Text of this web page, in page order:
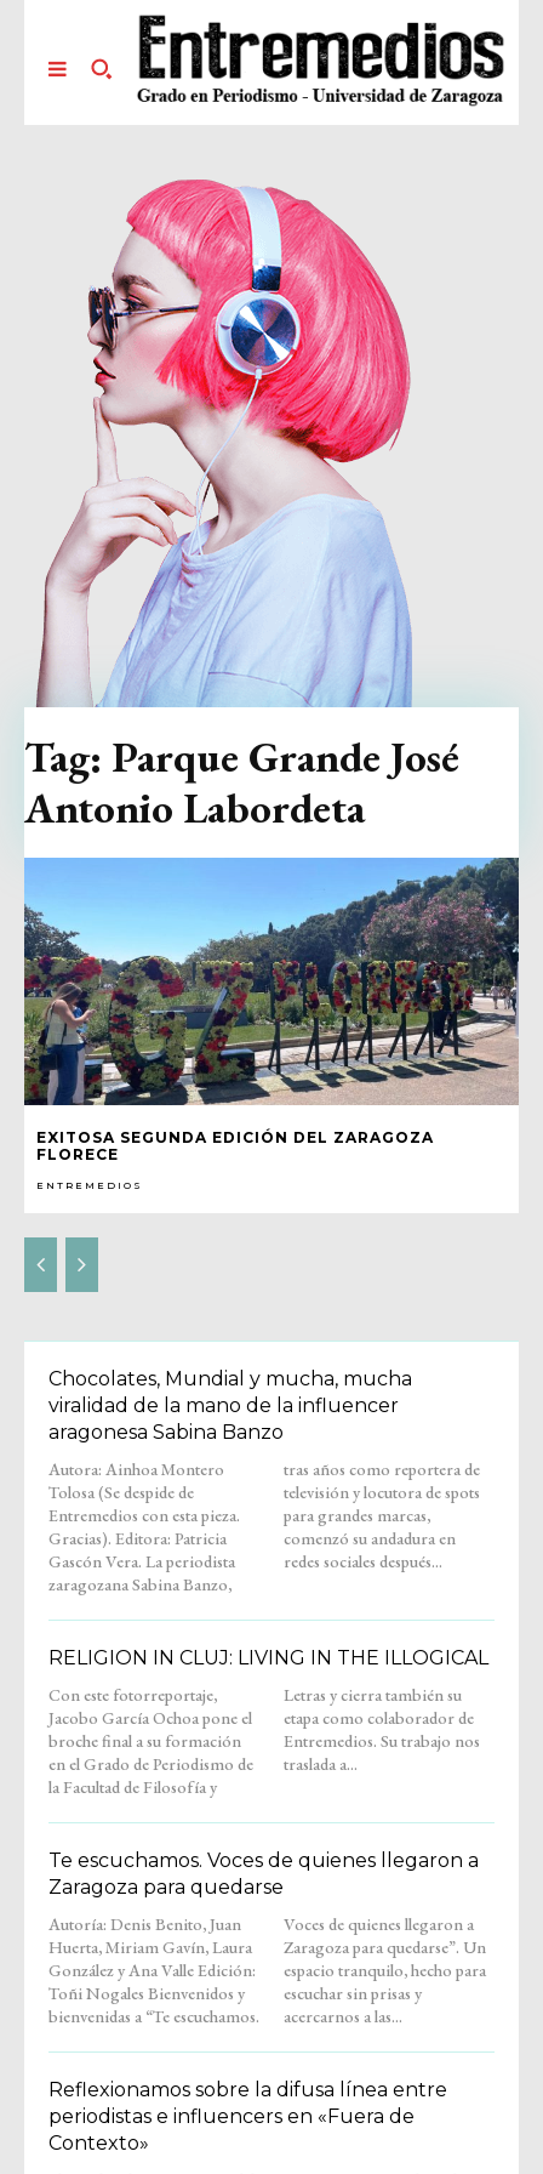
EXITOSA SEGUNDA EDICIÓN DEL ZARAGOZA
FLORECE
ENTREMEDIOS
Tag: Parque Grande José
Antonio Labordeta
Chocolates, Mundial y mucha, mucha
viralidad de la mano de la influencer
aragonesa Sabina Banzo
Autora: Ainhoa Montero
Tolosa (Se despide de
Entremedios con esta pieza.
Gracias). Editora: Patricia
Gascón Vera. La periodista
zaragozana Sabina Banzo,
tras años como reportera de
televisión y locutora de spots
para grandes marcas,
comenzó su andadura en
redes sociales después...
RELIGION IN CLUJ: LIVING IN THE ILLOGICAL
Con este fotorreportaje,
Jacobo García Ochoa pone el
broche final a su formación
en el Grado de Periodismo de
la Facultad de Filosofía y
Letras y cierra también su
etapa como colaborador de
Entremedios. Su trabajo nos
traslada a...
Te escuchamos. Voces de quienes llegaron a
Zaragoza para quedarse
Autoría: Denis Benito, Juan
Huerta, Miriam Gavín, Laura
González y Ana Valle Edición:
Toñi Nogales Bienvenidos y
bienvenidas a “Te escuchamos.
Voces de quienes llegaron a
Zaragoza para quedarse”. Un
espacio tranquilo, hecho para
escuchar sin prisas y
acercarnos a las...
Reflexionamos sobre la difusa línea entre
periodistas e influencers en «Fuera de
Contexto»